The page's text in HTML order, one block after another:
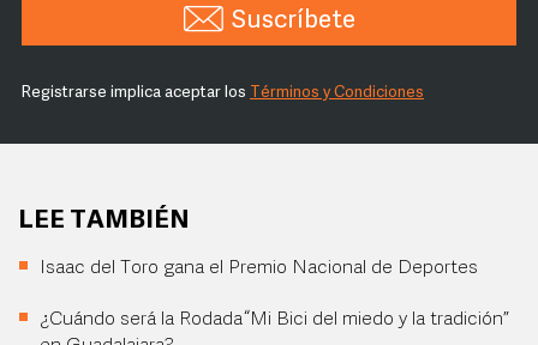
Suscríbete
Registrarse implica aceptar los Términos y Condiciones
LEE TAMBIÉN
Isaac del Toro gana el Premio Nacional de Deportes
¿Cuándo será la Rodada “Mi Bici del miedo y la tradición”